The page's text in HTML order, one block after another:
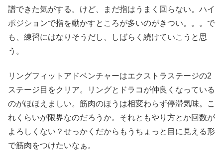
譜できた気がする。けど、まだ指はうまく回らない。ハイ
ポジションで指を動かすところが多いのがきつい。。。で
も、練習にはなりそうだし、しばらく続けていこうと思
う。
リングフィットアドベンチャーはエクストラステージの2
ステージ目をクリア。リングとドラコが仲良くなっている
のがほほえましい。筋肉のほうは相変わらず停滞気味。こ
れくらいが限界なのだろうか。それともやり方とか回数が
よろしくない？せっかくだからもうちょっと目に見える形
で筋肉をつけたいなぁ。